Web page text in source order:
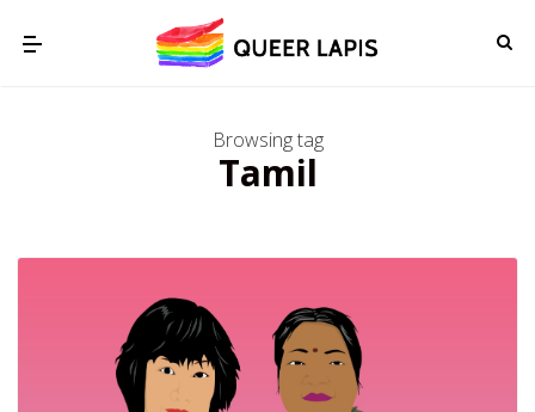
Browsing tag
Tamil